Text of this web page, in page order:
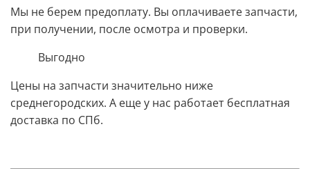
Мы не берем предоплату. Вы оплачиваете запчасти,
при получении, после осмотра и проверки.
Выгодно
Цены на запчасти значительно ниже
среднегородских. А еще у нас работает бесплатная
доставка по СПб.